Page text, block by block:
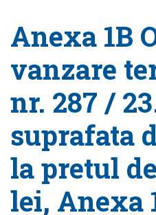
Anexa 1B
vanzare
nr. 287 /
suprafata
la pretul
lei, Anexa